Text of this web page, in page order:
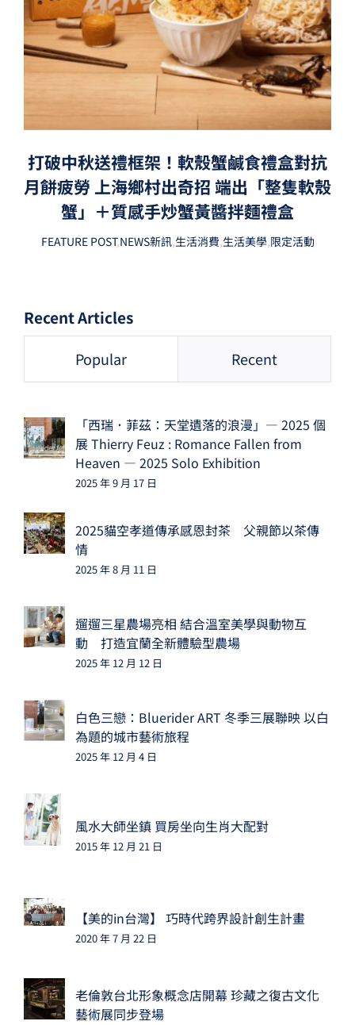
打破中秋送禮框架！軟殼蟹鹹食禮盒對抗
月餅疲勞 上海鄉村出奇招 端出「整隻軟殼
蟹」＋質感手炒蟹黃醬拌麵禮盒
FEATURE POST,NEWS新訊,生活消費,生活美學,限定活動
Recent Articles
Popular Recent
「西瑞．菲茲：天堂遺落的浪漫」— 2025 個
展 Thierry Feuz : Romance Fallen from
Heaven — 2025 Solo Exhibition
2025 年 9 月 17 日
2025貓空孝道傳承感恩封茶 父親節以茶傳
情
2025 年 8 月 11 日
遛遛三星農場亮相 結合溫室美學與動物互
動 打造宜蘭全新體驗型農場
2025 年 12 月 12 日
白色三戀：Bluerider ART 冬季三展聯映 以白
為題的城市藝術旅程
2025 年 12 月 4 日
風水大師坐鎮 買房坐向生肖大配對
2015 年 12 月 21 日
【美的in台灣】 巧時代跨界設計創生計畫
2020 年 7 月 22 日
老倫敦台北形象概念店開幕 珍藏之復古文化
藝術展同步登場